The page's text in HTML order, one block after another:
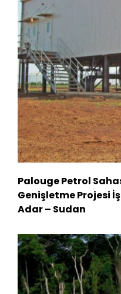
Palouge Petrol
Genişletme Projesi
Adar – Sudan